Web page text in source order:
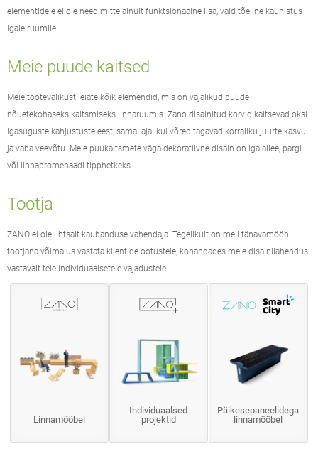
elementidele ei ole need mitte ainult funktsionaalne lisa, vaid tõeline kaunistus
igale ruumile.
Meie puude kaitsed
Meie tootevalikust leiate kõik elemendid, mis on vajalikud puude
nõuetekohaseks kaitsmiseks linnaruumis. Zano disainitud korvid kaitsevad oksi
igasuguste kahjustuste eest, samal ajal kui võred tagavad korraliku juurte kasvu
ja vaba veevõtu. Meie puukaitsmete väga dekoratiivne disain on iga allee, pargi
või linnapromenaadi tipphetkeks.
Tootja
ZANO ei ole lihtsalt kaubanduse vahendaja. Tegelikult on meil tänavamööbli
tootjana võimalus vastata klientide ootustele, kohandades meie disainilahendusi
vastavalt teie individuaalsetele vajadustele.
Linnamööbel
Individuaalsed
projektid
Päikesepaneelidega
linnamööbel